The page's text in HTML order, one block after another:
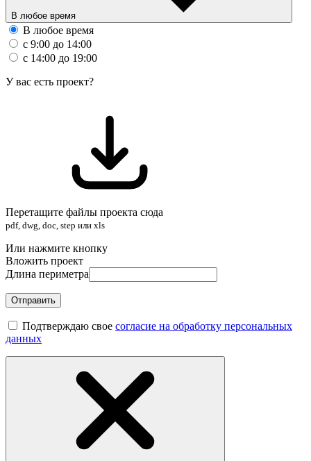
В любое время
В любое время
с 9:00 до 14:00
с 14:00 до 19:00
У вас есть проект?
Перетащите файлы проекта сюда
pdf, dwg, doc, step или xls
Или нажмите кнопку
Вложить проект
Длина периметра
Отправить
Подтверждаю свое согласие на обработку персональных
данных